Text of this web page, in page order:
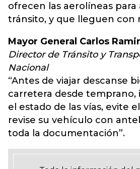
ofrecen las aerolíneas para
tránsito, y que lleguen con
Mayor General Carlos
Director de Tránsito y
Nacional
“Antes de viajar descanse
carretera desde temprano,
el estado de las vías, evite
revise su vehículo con
toda la documentación”.